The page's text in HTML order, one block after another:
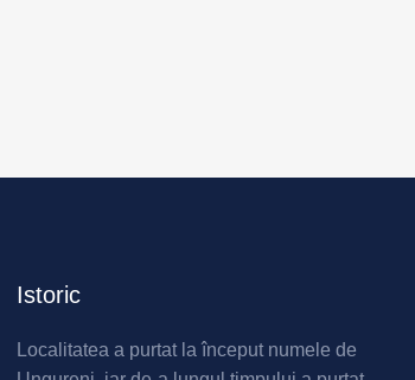
Istoric
Localitatea a purtat la început numele de